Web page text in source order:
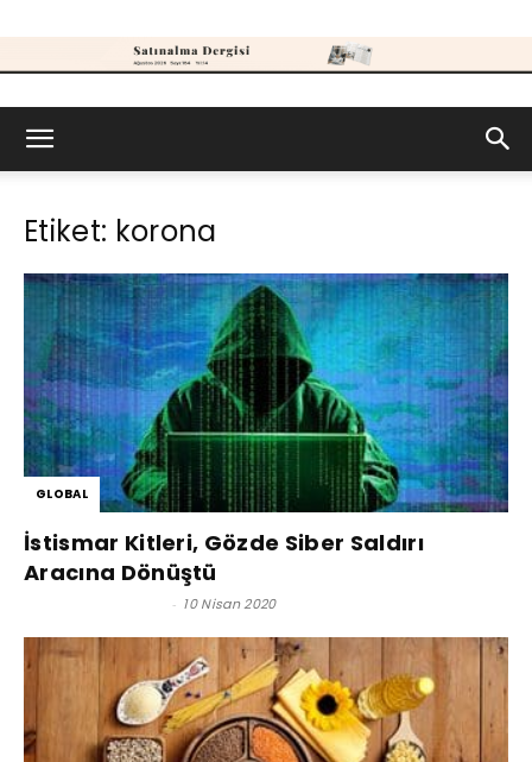
Etiket: korona
GLOBAL
İstismar Kitleri, Gözde Siber Saldırı
Aracına Dönüştü
- 10 Nisan 2020